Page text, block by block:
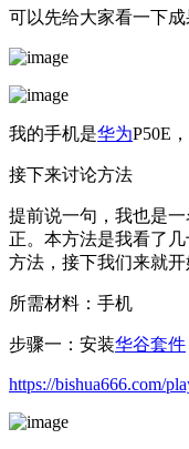
可以先给大家看一下成
我的手机是华为P50E
接下来讨论方法
提前说一句，我也是
正。本方法是我看了
方法，接下我们来就
所需材料：手机
步骤一：安装华谷套件
https://bishua666.com/